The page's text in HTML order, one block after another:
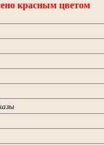
красным цветом